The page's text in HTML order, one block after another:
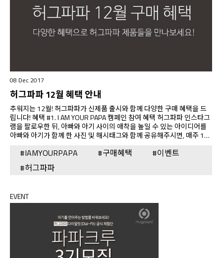
08 Dec 2017
허그파파 12월 혜택 안내
추워지는 12월! 허그파파가 신제품 출시와 함께 다양한 구매 혜택을 드
립니다! 혜택 #1. I AM YOUR PAPA 캠페인 참여 혜택 허그파파 인스타그
램을 팔로우한 뒤, 아빠와 아기 사이의 애착을 높일 수 있는 아이디어를
아빠와 아기가 함께 한 사진 및 해시태그와 함께 공유해주시면, 매주 10
혜택 #2. 아기띠 또는 아기띠+워머 번들 제품 구매 혜택 구매 1건당 폴더
블 러기지 백 무상 증정! 혜택 #3. 인스타그램 후기 이벤트 혜택 구매 1건
당 구매하신 곳에서 상품 후기에 인스타그램 인증 후기 URL을 남겨주시
#IAMYOURPAPA #구매혜택
#이벤트
#허그파파
EVENT